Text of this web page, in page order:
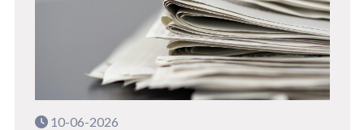
10-06-2026